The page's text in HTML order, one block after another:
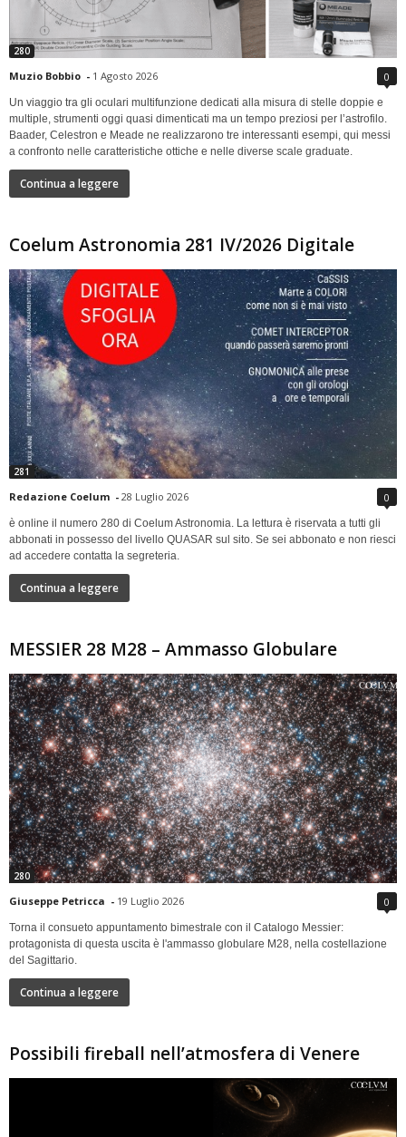
280
Muzio Bobbio - 1 Agosto 2026 0
Un viaggio tra gli oculari multifunzione dedicati alla misura di stelle doppie e
multiple, strumenti oggi quasi dimenticati ma un tempo preziosi per l’astrofilo.
Baader, Celestron e Meade ne realizzarono tre interessanti esempi, qui messi
a confronto nelle caratteristiche ottiche e nelle diverse scale graduate.
Continua a leggere
Coelum Astronomia 281 IV/2026 Digitale
281
Redazione Coelum - 28 Luglio 2026 0
è online il numero 280 di Coelum Astronomia. La lettura è riservata a tutti gli
abbonati in possesso del livello QUASAR sul sito. Se sei abbonato e non riesci
ad accedere contatta la segreteria.
Continua a leggere
MESSIER 28 M28 – Ammasso Globulare
280
Giuseppe Petricca - 19 Luglio 2026 0
Torna il consueto appuntamento bimestrale con il Catalogo Messier:
protagonista di questa uscita è l'ammasso globulare M28, nella costellazione
del Sagittario.
Continua a leggere
Possibili fireball nell’atmosfera di Venere